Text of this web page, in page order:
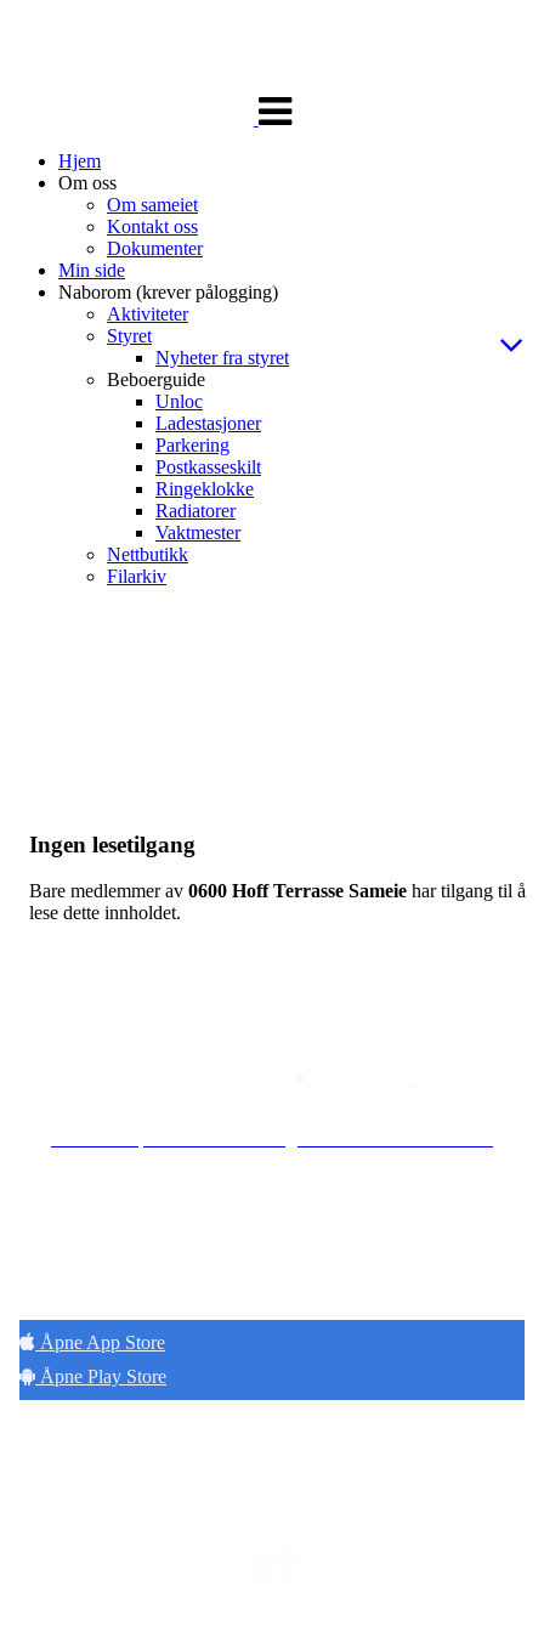
navigasjon
Hjem
Om oss
Om sameiet
Kontakt oss
Dokumenter
Min side
Naborom (krever pålogging)
Aktiviteter
Styret
Nyheter fra styret
Beboerguide
Unloc
Ladestasjoner
Parkering
Postkasseskilt
Ringeklokke
Radiatorer
Vaktmester
Nettbutikk
Filarkiv
Ingen lesetilgang
Bare medlemmer av 0600 Hoff Terrasse Sameie har tilgang til å
lese dette innholdet.
Åpne App Store
Åpne Play Store